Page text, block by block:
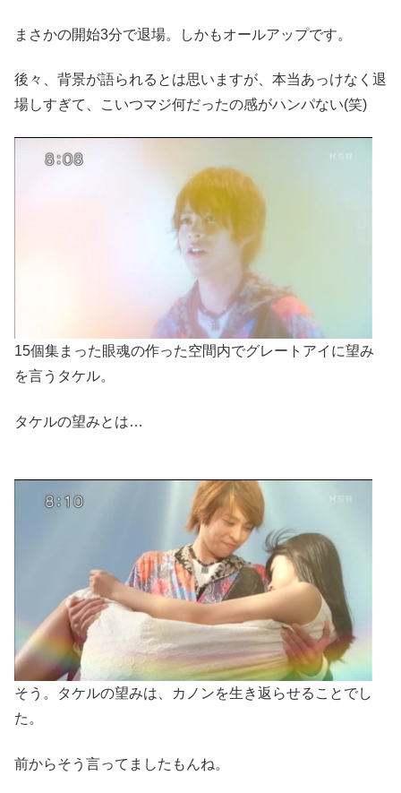
まさかの開始3分で退場。しかもオールアップです。
後々、背景が語られるとは思いますが、本当あっけなく退
場しすぎて、こいつマジ何だったの感がハンパない(笑)
15個集まった眼魂の作った空間内でグレートアイに望み
を言うタケル。
タケルの望みとは…
そう。タケルの望みは、カノンを生き返らせることでし
た。
前からそう言ってましたもんね。